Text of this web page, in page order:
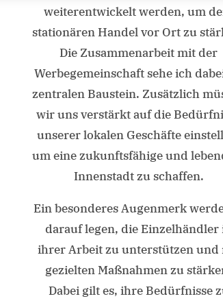
weiterentwickelt werden, um
stationären Handel vor Ort zu
Die Zusammenarbeit mit der
Werbegemeinschaft sehe ich
zentralen Baustein. Zusätzlich
wir uns verstärkt auf die
unserer lokalen Geschäfte
um eine zukunftsfähige und
Innenstadt zu schaffen.
Ein besonderes Augenmerk
darauf legen, die Einzelhändler
ihrer Arbeit zu unterstützen und
gezielten Maßnahmen zu
Dabei gilt es, ihre Bedürfnisse